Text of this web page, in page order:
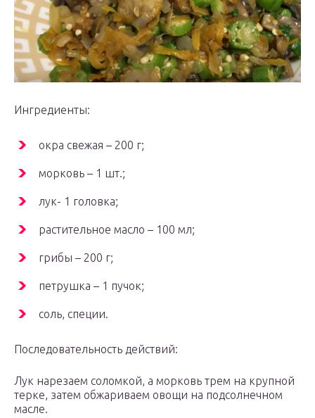
Ингредиенты:
окра свежая – 200 г;
морковь – 1 шт.;
лук- 1 головка;
растительное масло – 100 мл;
грибы – 200 г;
петрушка – 1 пучок;
соль, специи.
Последовательность действий:
Лук нарезаем соломкой, а морковь трем на крупной
терке, затем обжариваем овощи на подсолнечном
масле.